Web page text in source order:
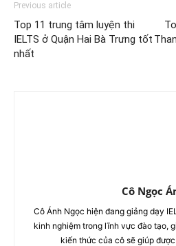
Previous article
Top 11 trung tâm luyện thi
IELTS ở Quận Hai Bà Trưng tốt
nhất
Cô Ngọc
Cô Ánh Ngọc hiện đang giảng dạy
kinh nghiệm trong lĩnh vực đào tạo,
kiến thức của cô sẽ giúp